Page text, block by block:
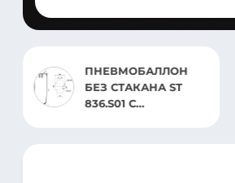
ПНЕВМОБАЛЛОН
БЕЗ СТАКАНА ST
836.S01 С